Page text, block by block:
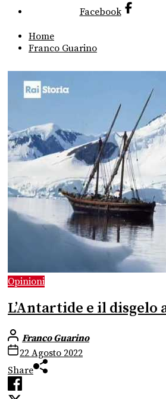
Facebook
Home
Franco Guarino
Opinioni
L’Antartide e il disgelo
Franco Guarino
22 Agosto 2022
Share